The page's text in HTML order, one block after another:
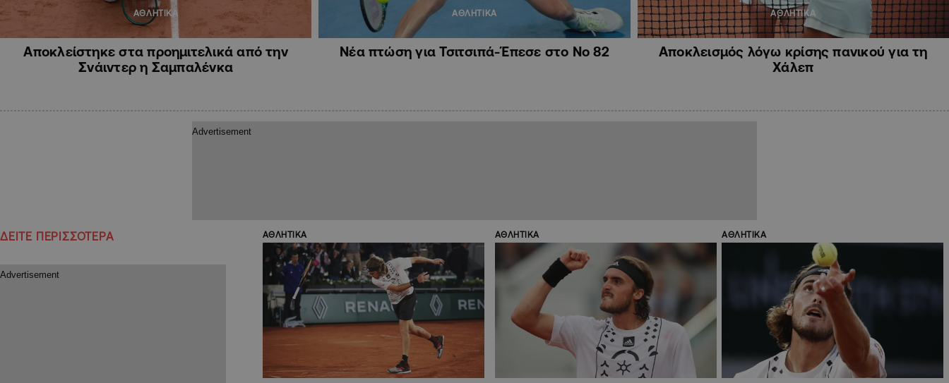
ΑΘΛΗΤΙΚΑ
Αποκλείστηκε στα προημιτελικά από την
Σνάιντερ η Σαμπαλένκα
ΑΘΛΗΤΙΚΑ
Νέα πτώση για Τσιτσιπά-Έπεσε στο Νο 82
ΑΘΛΗΤΙΚΑ
Αποκλεισμός λόγω κρίσης πανικού για τη
Χάλεπ
ΔΕΙΤΕ ΠΕΡΙΣΣΟΤΕΡΑ ΑΘΛΗΤΙΚΑ ΑΘΛΗΤΙΚΑ ΑΘΛΗΤΙΚΑ